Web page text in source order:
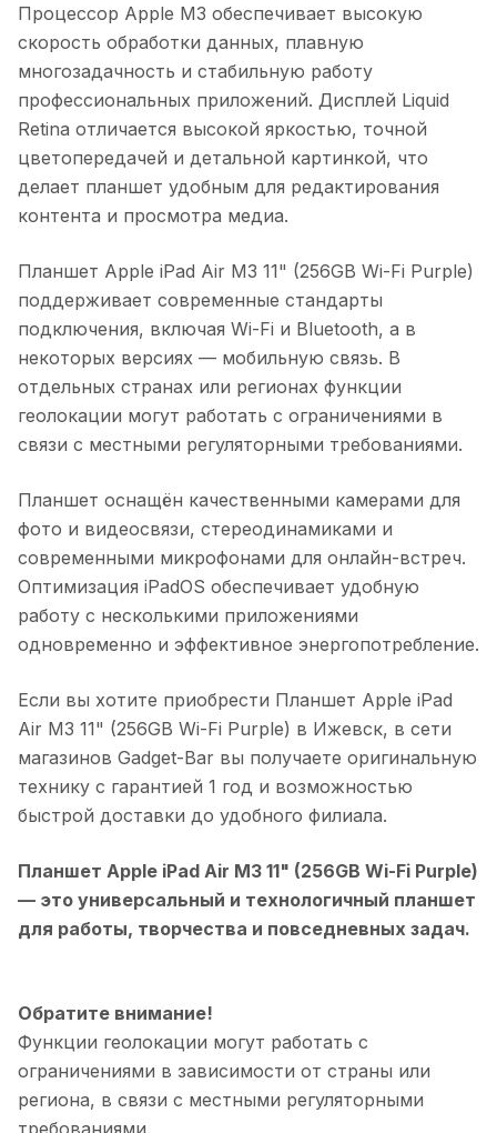
Процессор Apple M3 обеспечивает высокую
скорость обработки данных, плавную
многозадачность и стабильную работу
профессиональных приложений. Дисплей Liquid
Retina отличается высокой яркостью, точной
цветопередачей и детальной картинкой, что
делает планшет удобным для редактирования
контента и просмотра медиа.
Планшет Apple iPad Air M3 11" (256GB Wi-Fi Purple)
поддерживает современные стандарты
подключения, включая Wi-Fi и Bluetooth, а в
некоторых версиях — мобильную связь. В
отдельных странах или регионах функции
геолокации могут работать с ограничениями в
связи с местными регуляторными требованиями.
Планшет оснащён качественными камерами для
фото и видеосвязи, стереодинамиками и
современными микрофонами для онлайн-встреч.
Оптимизация iPadOS обеспечивает удобную
работу с несколькими приложениями
одновременно и эффективное энергопотребление.
Если вы хотите приобрести Планшет Apple iPad
Air M3 11" (256GB Wi-Fi Purple) в Ижевск, в сети
магазинов Gadget-Bar вы получаете оригинальную
технику с гарантией 1 год и возможностью
быстрой доставки до удобного филиала.
Планшет Apple iPad Air M3 11" (256GB Wi-Fi Purple)
— это универсальный и технологичный планшет
для работы, творчества и повседневных задач.
Обратите внимание!
Функции геолокации могут работать с
ограничениями в зависимости от страны или
региона, в связи с местными регуляторными
требованиями.